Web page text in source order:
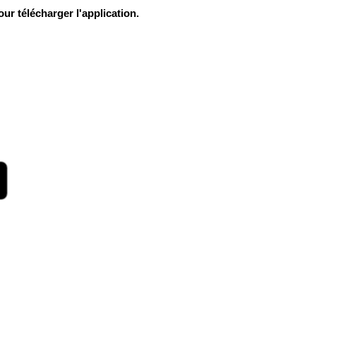
télécharger l'application.